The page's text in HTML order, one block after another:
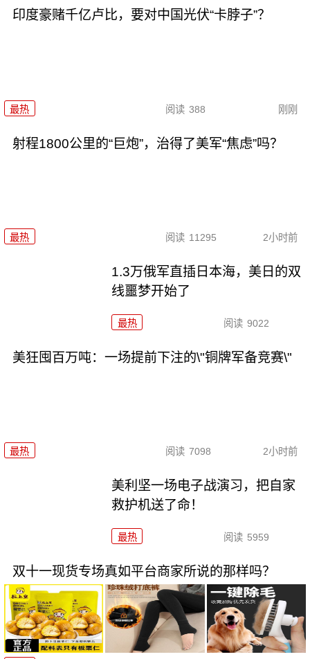
印度豪赌千亿卢比，要对中国光伏“卡脖子”？
最热 阅读 388 刚刚
射程1800公里的“巨炮”，治得了美军“焦虑”吗？
最热 阅读 11295 2小时前
1.3万俄军直插日本海，美日的双
线噩梦开始了
最热 阅读 9022
美狂囤百万吨：一场提前下注的\"铜牌军备竞赛\"
最热 阅读 7098 2小时前
美利坚一场电子战演习，把自家
救护机送了命！
最热 阅读 5959
双十一现货专场真如平台商家所说的那样吗？